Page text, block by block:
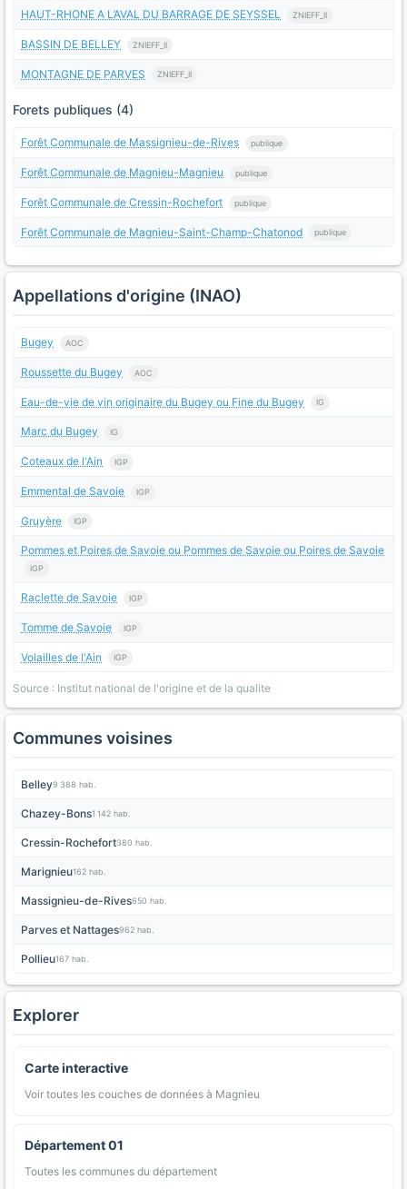
HAUT-RHONE A L’AVAL DU BARRAGE DE SEYSSEL ZNIEFF_II
BASSIN DE BELLEY ZNIEFF_II
MONTAGNE DE PARVES ZNIEFF_II
Forets publiques (4)
Forêt Communale de Massignieu-de-Rives publique
Forêt Communale de Magnieu-Magnieu publique
Forêt Communale de Cressin-Rochefort publique
Forêt Communale de Magnieu-Saint-Champ-Chatonod publique
Appellations d'origine (INAO)
Bugey AOC
Roussette du Bugey AOC
Eau-de-vie de vin originaire du Bugey ou Fine du Bugey IG
Marc du Bugey IG
Coteaux de l'Ain IGP
Emmental de Savoie IGP
Gruyère IGP
Pommes et Poires de Savoie ou Pommes de Savoie ou Poires de Savoie
IGP
Raclette de Savoie IGP
Tomme de Savoie IGP
Volailles de l'Ain IGP
Source : Institut national de l'origine et de la qualite
Communes voisines
Belley9 388 hab.
Chazey-Bons1 142 hab.
Cressin-Rochefort380 hab.
Marignieu162 hab.
Massignieu-de-Rives650 hab.
Parves et Nattages962 hab.
Pollieu167 hab.
Explorer
Carte interactive
Voir toutes les couches de données à Magnieu
Département 01
Toutes les communes du département